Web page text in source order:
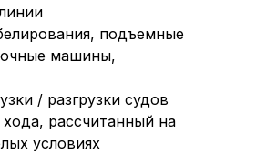
подъемные
машины,
/ разгрузки судов
рассчитанный на
условиях